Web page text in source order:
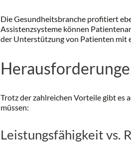
Die Gesundheitsbranche profitiert
Assistenzsysteme können
der Unterstützung von Patienten mit
Trotz der zahlreichen Vorteile gibt es
müssen:
Leistungsfähigkeit vs.